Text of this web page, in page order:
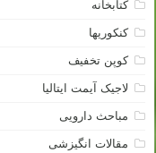
کتابخانه
کنکوریها
کوپن تخفیف
لاجیک آیمت ایتالیا
مباحث دارویی
مقالات انگیزشی